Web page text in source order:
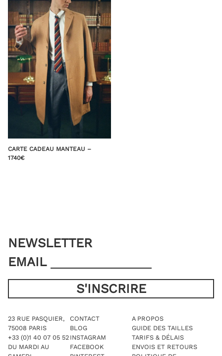
CARTE CADEAU MANTEAU –
1740€
NEWSLETTER
EMAIL
23 RUE PASQUIER,
75008 PARIS
+33 (0)1 40 07 05 52
DU MARDI AU
CONTACT
BLOG
INSTAGRAM
FACEBOOK
A PROPOS
GUIDE DES TAILLES
TARIFS & DÉLAIS
ENVOIS ET RETOURS